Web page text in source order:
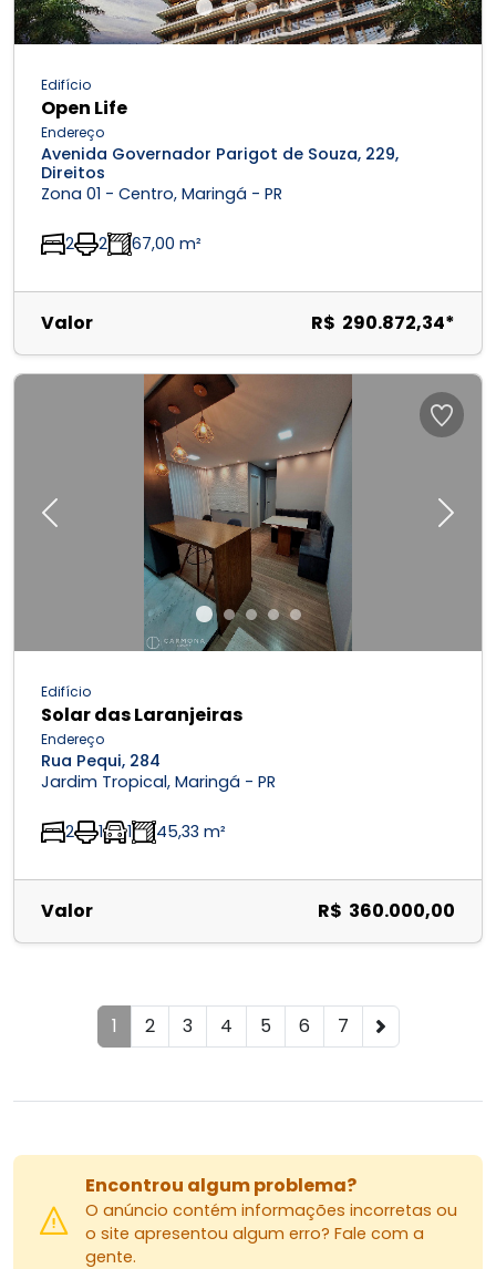
Edifício
Open Life
Endereço
Avenida Governador Parigot de Souza, 229,
Direitos
Zona 01 - Centro, Maringá - PR
2 2 67,00 m²
Valor R$ 290.872,34*
Previous Next
Edifício
Solar das Laranjeiras
Endereço
Rua Pequi, 284
Jardim Tropical, Maringá - PR
2 1 1 45,33 m²
Valor R$ 360.000,00
1 2 3 4 5 6 7
Encontrou algum problema?
O anúncio contém informações incorretas ou
o site apresentou algum erro? Fale com a
gente.